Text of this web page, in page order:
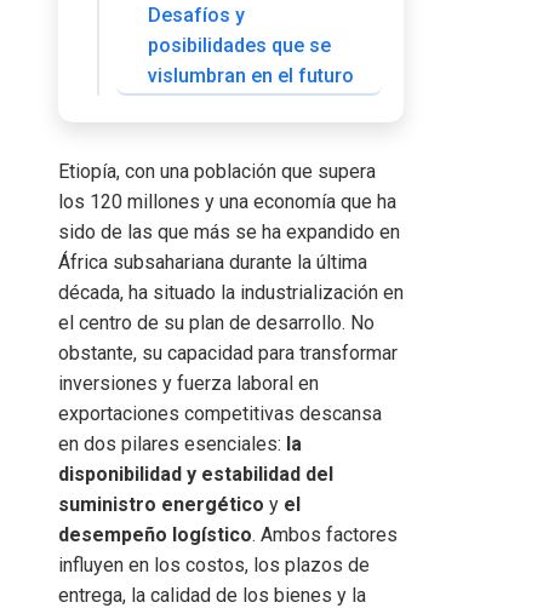
Desafíos y
posibilidades que se
vislumbran en el futuro
Etiopía, con una población que supera
los 120 millones y una economía que ha
sido de las que más se ha expandido en
África subsahariana durante la última
década, ha situado la industrialización en
el centro de su plan de desarrollo. No
obstante, su capacidad para transformar
inversiones y fuerza laboral en
exportaciones competitivas descansa
en dos pilares esenciales: la
disponibilidad y estabilidad del
suministro energético y el
desempeño logístico. Ambos factores
influyen en los costos, los plazos de
entrega, la calidad de los bienes y la